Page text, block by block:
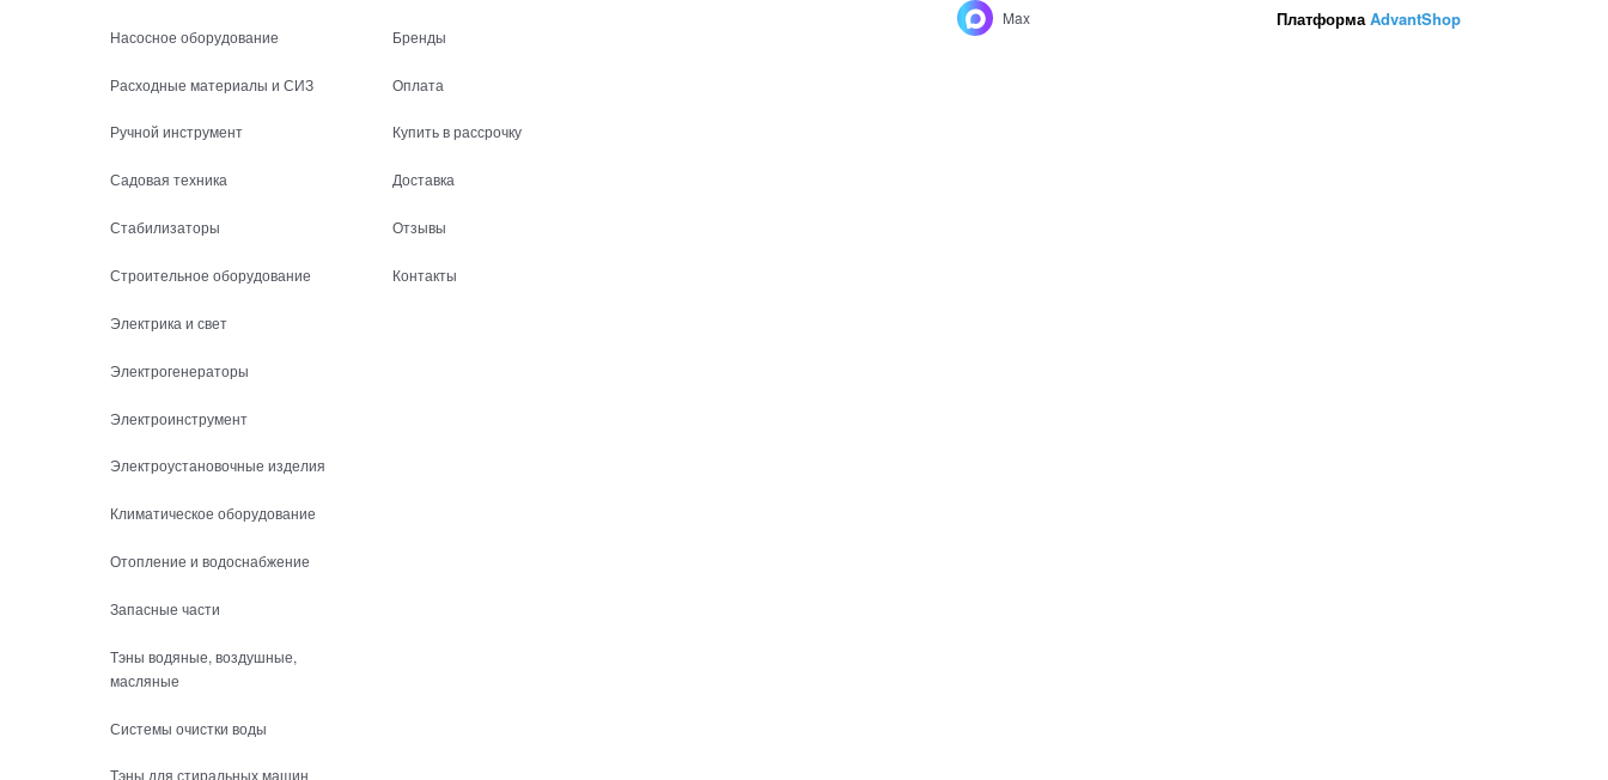
Насосное оборудование
Расходные материалы и СИЗ
Ручной инструмент
Садовая техника
Стабилизаторы
Строительное оборудование
Электрика и свет
Электрогенераторы
Электроинструмент
Электроустановочные изделия
Климатическое оборудование
Отопление и водоснабжение
Запасные части
Тэны водяные, воздушные,
масляные
Системы очистки воды
Тэны для стиральных машин
Бренды
Оплата
Купить в рассрочку
Доставка
Отзывы
Контакты
Max ПлатформаAdvantShop